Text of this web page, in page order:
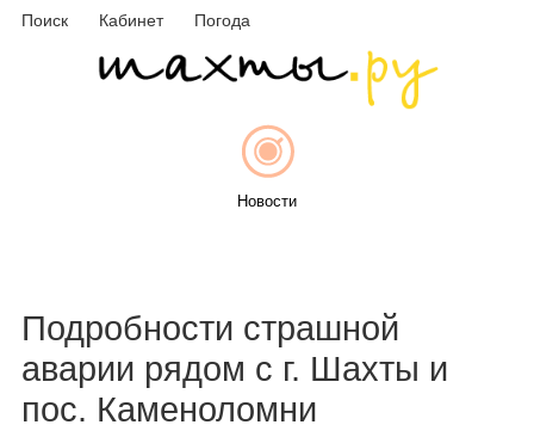
Поиск Кабинет Погода
Новости
Подробности страшной
аварии рядом с г. Шахты и
пос. Каменоломни